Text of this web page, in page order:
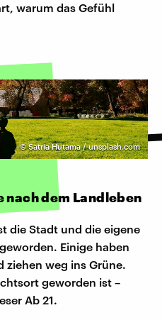
warum das Gefühl
©Satria Hutama / unsplash.com
nach dem Landleben
die Stadt und die eigene
Einige haben
ziehen weg ins Grüne.
geworden ist –
Ab 21.